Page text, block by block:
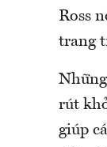
Ross
trang
rút
giúp